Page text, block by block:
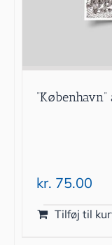
kr. 75.00
Tilføj til